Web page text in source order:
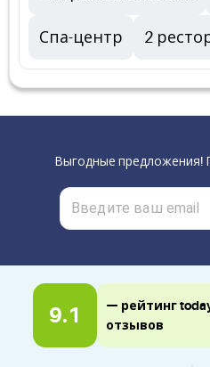
Спа-центр 2
9.1
— рейтинг
отзывов
Выгодные предложения!